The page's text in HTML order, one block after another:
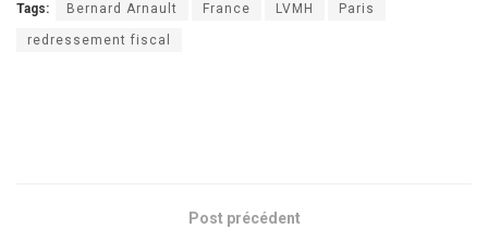
Tags: Bernard Arnault France LVMH Paris
redressement fiscal
Post précédent